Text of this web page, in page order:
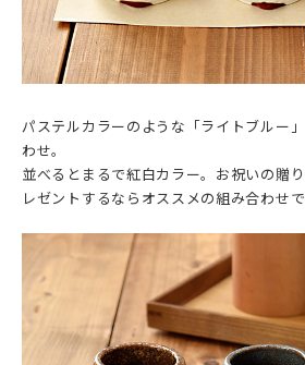
パステルカラーのような「ライトブルー
わせ。
並べるとまるで紅白カラー。お祝いの贈
レゼントするならオススメの組み合わせで